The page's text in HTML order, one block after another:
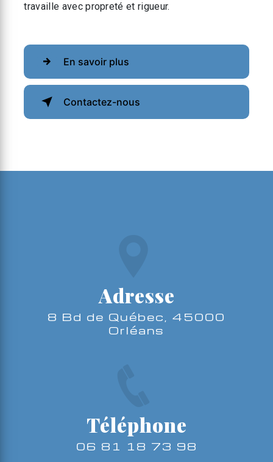
travaille avec propreté et rigueur.
En savoir plus
Contactez-nous
Adresse
8 Bd de Québec, 45000
Orléans
Téléphone
06 81 18 73 98